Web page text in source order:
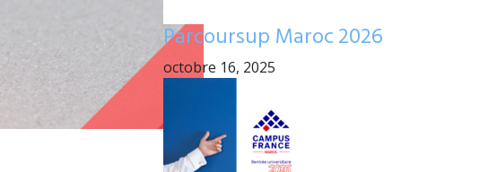
Parcoursup Maroc 2026
octobre 16, 2025